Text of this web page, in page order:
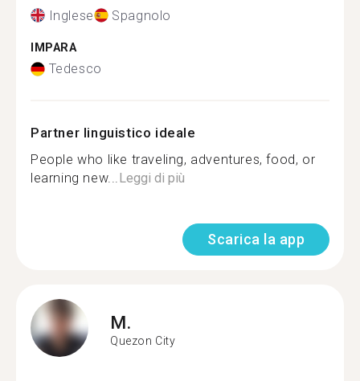
Inglese Spagnolo
IMPARA
Tedesco
Partner linguistico ideale
People who like traveling, adventures, food, or
learning new...Leggi di più
Scarica la app
M.
Quezon City